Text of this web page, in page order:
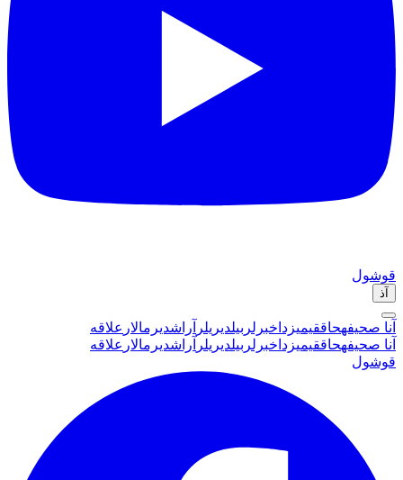
قوشول
آذ
آنا صحیفهحاققیمیزدا خبرلر بیلدیریلر آراشدیرمالار علاقه
آنا صحیفهحاققیمیزدا خبرلر بیلدیریلر آراشدیرمالار علاقه
قوشول